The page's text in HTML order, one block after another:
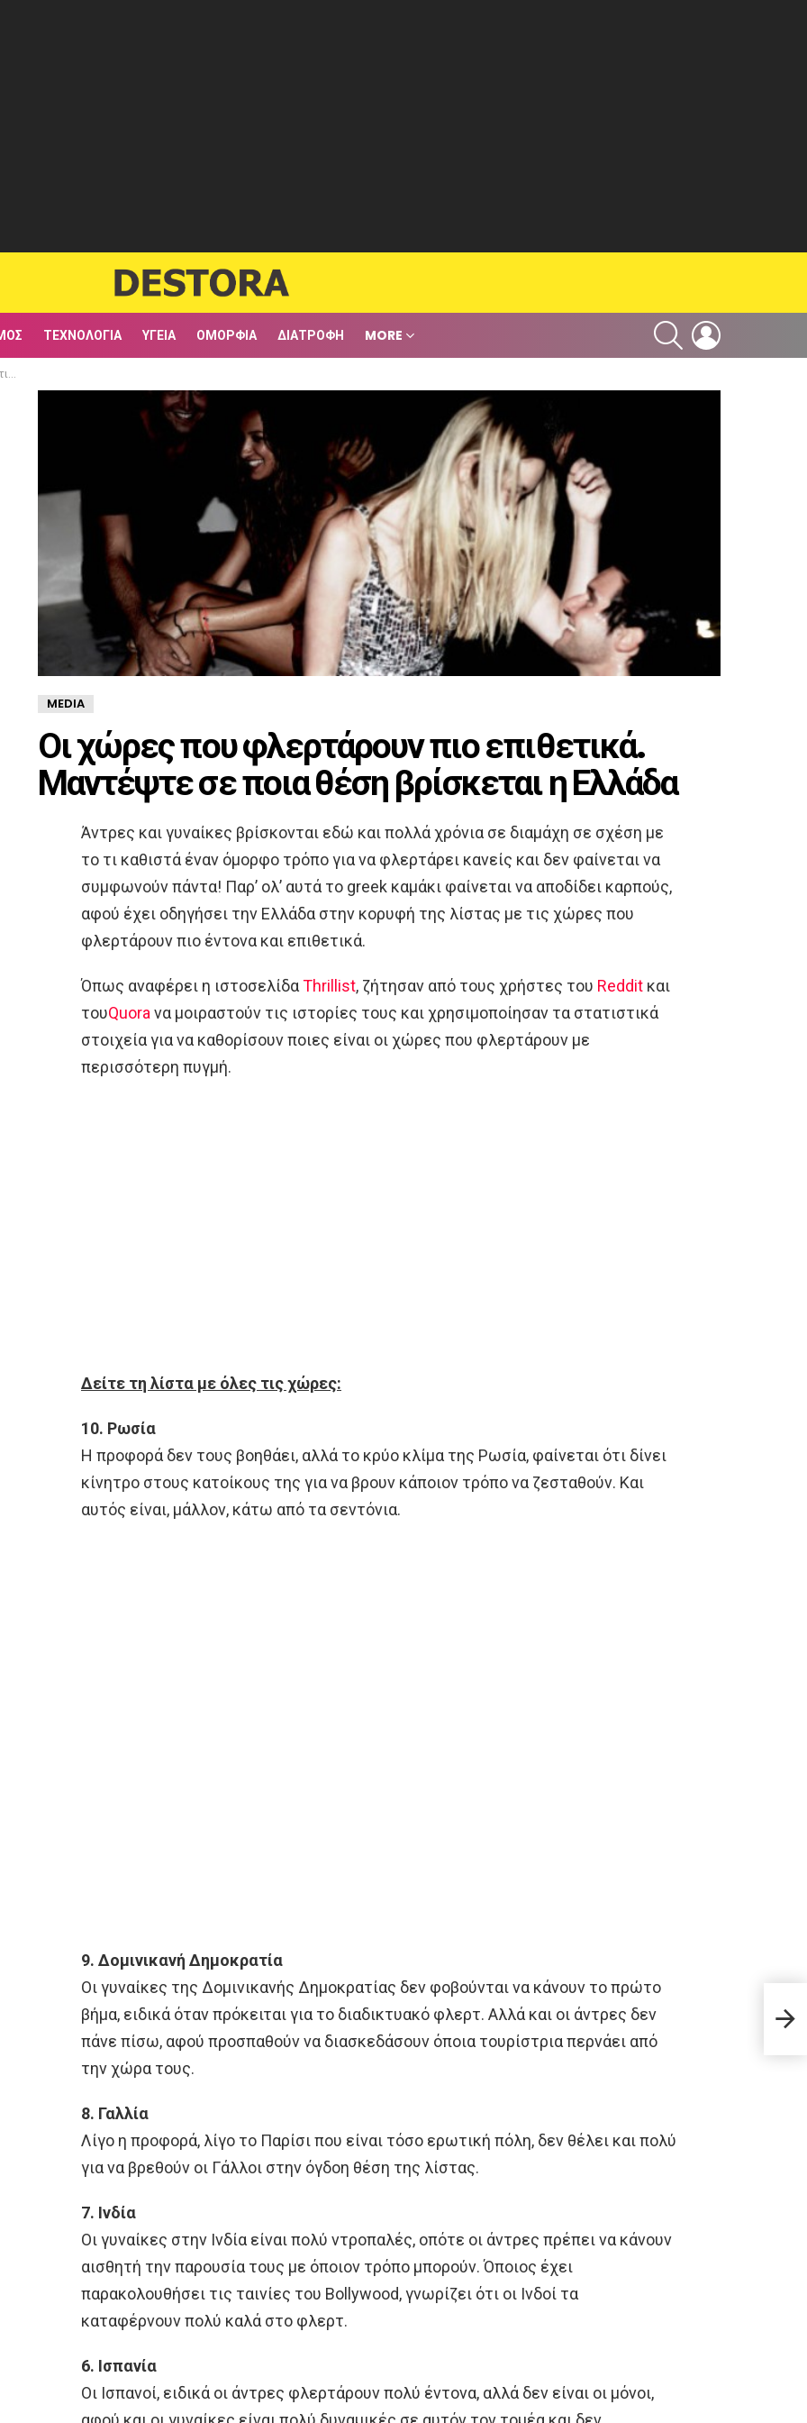
ΤΕΧΝΟΛΟΓΊΑ ΥΓΕΊΑ ΟΜΟΡΦΙΆ ΔΙΑΤΡΟΦΉ MORE
SEARCH
MEDIA
Οι χώρες που φλερτάρουν πιο επιθετικά.
Μαντέψτε σε ποια θέση βρίσκεται η Ελλάδα
Άντρες και γυναίκες βρίσκονται εδώ και πολλά χρόνια σε διαμάχη σε σχέση με
το τι καθιστά έναν όμορφο τρόπο για να φλερτάρει κανείς και δεν φαίνεται να
συμφωνούν πάντα! Παρ’ ολ’ αυτά το greek καμάκι φαίνεται να αποδίδει καρπούς,
αφού έχει οδηγήσει την Ελλάδα στην κορυφή της λίστας με τις χώρες που
φλερτάρουν πιο έντονα και επιθετικά.
Όπως αναφέρει η ιστοσελίδαThrillist, ζήτησαν από τους χρήστες του Reddit και
τουQuora να μοιραστούν τις ιστορίες τους και χρησιμοποίησαν τα στατιστικά
στοιχεία για να καθορίσουν ποιες είναι οι χώρες που φλερτάρουν με
περισσότερη πυγμή.
Δείτε τη λίστα με όλες τις χώρες:
10. Ρωσία
Η προφορά δεν τους βοηθάει, αλλά το κρύο κλίμα της Ρωσία, φαίνεται ότι δίνει
κίνητρο στους κατοίκους της για να βρουν κάποιον τρόπο να ζεσταθούν. Και
αυτός είναι, μάλλον, κάτω από τα σεντόνια.
9. Δομινικανή Δημοκρατία
Οι γυναίκες της Δομινικανής Δημοκρατίας δεν φοβούνται να κάνουν το πρώτο
βήμα, ειδικά όταν πρόκειται για το διαδικτυακό φλερτ. Αλλά και οι άντρες δεν
πάνε πίσω, αφού προσπαθούν να διασκεδάσουν όποια τουρίστρια περνάει από
την χώρα τους.
8. Γαλλία
Λίγο η προφορά, λίγο το Παρίσι που είναι τόσο ερωτική πόλη, δεν θέλει και πολύ
για να βρεθούν οι Γάλλοι στην όγδοη θέση της λίστας.
7. Ινδία
Οι γυναίκες στην Ινδία είναι πολύ ντροπαλές, οπότε οι άντρες πρέπει να κάνουν
αισθητή την παρουσία τους με όποιον τρόπο μπορούν. Όποιος έχει
παρακολουθήσει τις ταινίες του Bollywood, γνωρίζει ότι οι Ινδοί τα
καταφέρνουν πολύ καλά στο φλερτ.
6. Ισπανία
Οι Ισπανοί, ειδικά οι άντρες φλερτάρουν πολύ έντονα, αλλά δεν είναι οι μόνοι,
10